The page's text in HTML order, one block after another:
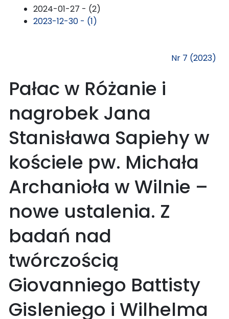
2024-01-27 - (2)
2023-12-30 - (1)
Nr 7 (2023)
Pałac w Różanie i
nagrobek Jana
Stanisława Sapiehy w
kościele pw. Michała
Archanioła w Wilnie –
nowe ustalenia. Z
badań nad
twórczością
Giovanniego Battisty
Gisleniego i Wilhelma